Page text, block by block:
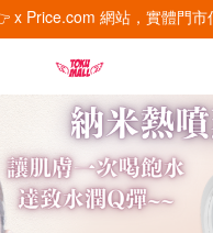
x Price.com 網站，實體門市